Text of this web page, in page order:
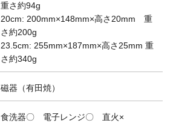
重さ約94g
20cm: 200mm×148mm×高さ20mm 重
さ約200g
23.5cm: 255mm×187mm×高さ25mm 重
さ約340g
磁器（有田焼）
食洗器〇 電子レンジ〇 直火×